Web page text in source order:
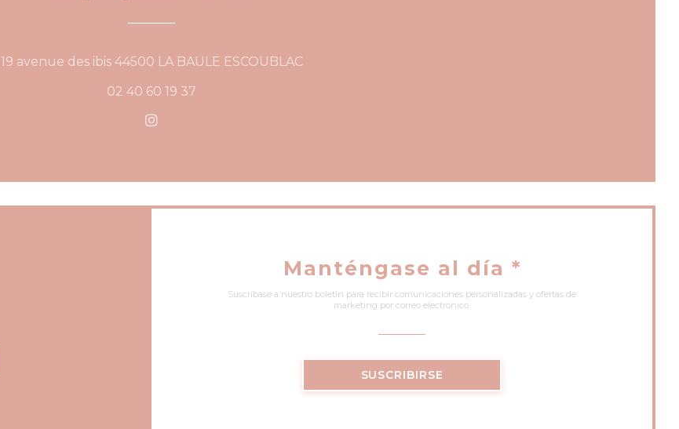
19 avenue des ibis 44500 LA BAULE ESCOUBLAC((abre en una nueva ventana))
02 40 60 19 37
Instagram ((abre en una nueva ventana))
Manténgase al día *
Suscríbase a nuestro boletín para recibir comunicaciones personalizadas y ofertas de
marketing por correo electrónico.
SUSCRIBIRSE